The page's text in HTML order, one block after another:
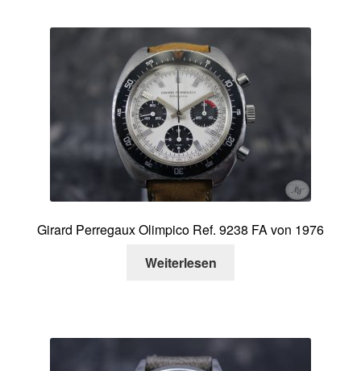
Girard Perregaux Olimpico Ref. 9238 FA von 1976
Weiterlesen